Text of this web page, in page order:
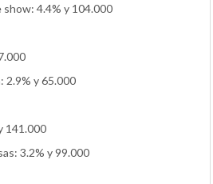
4.4% y 104.000
2.9% y 65.000
141.000
3.2% y 99.000